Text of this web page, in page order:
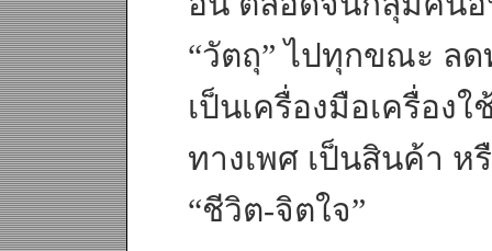
“วัตถุ” ไปทุกขณะ ล
เป็นเครื่องมือเครื่อง
ทางเพศ เป็นสินค้า ห
“ชีวิต-จิตใจ”